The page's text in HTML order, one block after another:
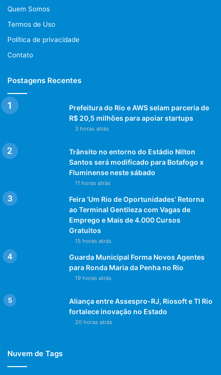
Quem Somos
Termos de Uso
Política de privacidade
Contato
Postagens Recentes
Prefeitura do Rio e AWS selam parceria de
R$ 20,5 milhões para apoiar startups
3 horas atrás
Trânsito no entorno do Estádio Nilton
Santos será modificado para Botafogo x
Fluminense neste sábado
11 horas atrás
Feira ‘Um Rio de Oportunidades’ Retorna
ao Terminal Gentileza com Vagas de
Emprego e Mais de 4.000 Cursos
Gratuitos
15 horas atrás
Guarda Municipal Forma Novos Agentes
para Ronda Maria da Penha no Rio
19 horas atrás
Aliança entre Assespro-RJ, Riosoft e TI Rio
fortalece inovação no Estado
20 horas atrás
Nuvem de Tags